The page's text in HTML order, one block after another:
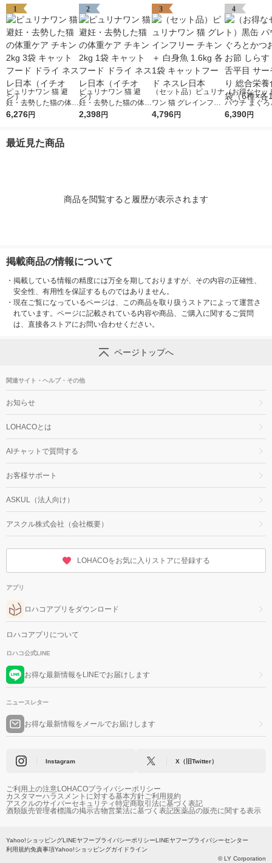
1
ピュリナワン 猫 避
妊・去勢した猫の体重
ケア チキン 2kg 3袋
オシ）
6,276円
2
ピュリナワン 猫 避
妊・去勢した猫の体重
ケア チキン 2kg 1袋
2,398円
3
（セット品）ピュリナ
ワン 猫 グレインフリ
ー チキン ＋ 白身魚 1.
4,796円
4
（お得なセッ
パウチ まぐろ
お かつお節
6,390円
最近見た商品
商品を閲覧すると履歴が表示されます
掲載商品の情報について
・ 掲載している情報の精度には万全を期しておりますが、その内容の正確性、
安全性、有用性を保証するものではありません。
・ 現在ご覧になっているページは、この商品を取り扱うストアによって運営さ
れています。ページに記載されている内容や商品、ご購入に関するご質問
は、直接各ストアにお問い合わせください。
ページトップへ
関連サイト・ヘルプ・その他
お知らせ
LOHACOとは
AIチャットで質問する
お客様サポート
ASKUL（法人向け）
アスクル株式会社（会社概要）
LOHACOをお気に入りストアに登録する
アプリ
ロハコアプリをダウンロード
ロハコアプリについて
ロハコ公式LINE
お得な最新情報をLINEでお届けします
ニュースレター
お得な最新情報をメールでお届けします
Instagram X（旧Twitter）
ご利用上の注意LOHACOプライバシーポリシー
カスタマーハラスメントに対する基本方針ご利用規約
アスクルのサイバーセキュリティ特定商取引法に基づく表記
酒類販売管理者標識の掲示古物営業法に基づく表記医薬品の販売に関する表示
Yahoo!ショッピングLINEヤフープライバシーポリシーLINEヤフープライバシーセンター
利用規約免責事項Yahoo!ショッピングガイドライン
© LY Corporation